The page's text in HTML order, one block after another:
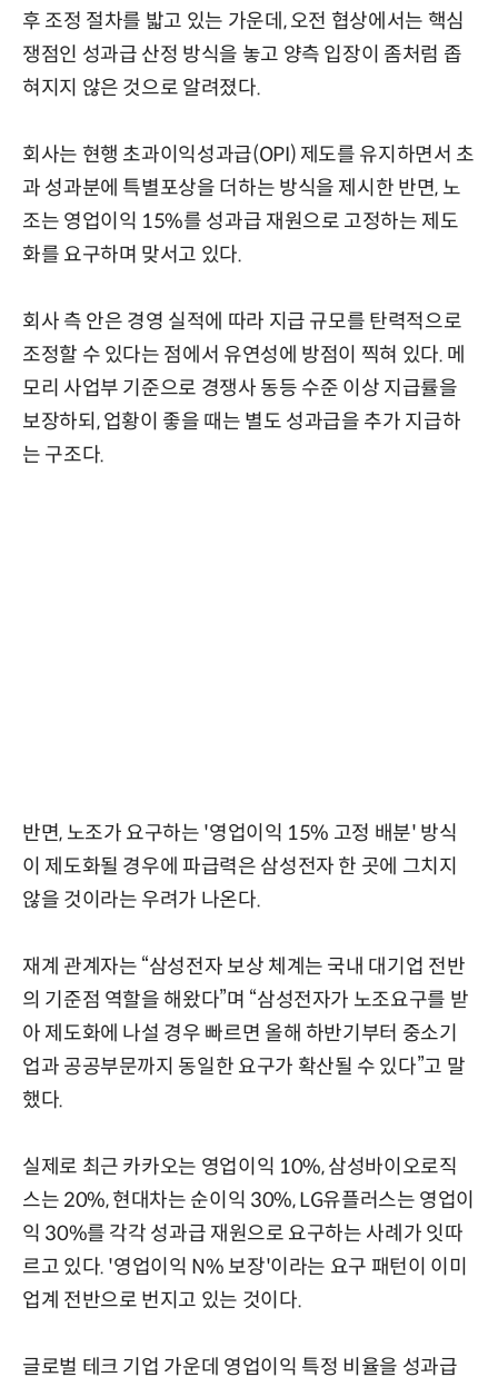
후 조정 절차를 밟고 있는 가운데, 오전 협상에서는 핵심
쟁점인 성과급 산정 방식을 놓고 양측 입장이 좀처럼 좁
혀지지 않은 것으로 알려졌다.
회사는 현행 초과이익성과급(OPI) 제도를 유지하면서 초
과 성과분에 특별포상을 더하는 방식을 제시한 반면, 노
조는 영업이익 15%를 성과급 재원으로 고정하는 제도
화를 요구하며 맞서고 있다.
회사 측 안은 경영 실적에 따라 지급 규모를 탄력적으로
조정할 수 있다는 점에서 유연성에 방점이 찍혀 있다. 메
모리 사업부 기준으로 경쟁사 동등 수준 이상 지급률을
보장하되, 업황이 좋을 때는 별도 성과급을 추가 지급하
는 구조다.
반면, 노조가 요구하는 '영업이익 15% 고정 배분' 방식
이 제도화될 경우에 파급력은 삼성전자 한 곳에 그치지
않을 것이라는 우려가 나온다.
재계 관계자는 “삼성전자 보상 체계는 국내 대기업 전반
의 기준점 역할을 해왔다”며 “삼성전자가 노조요구를 받
아 제도화에 나설 경우 빠르면 올해 하반기부터 중소기
업과 공공부문까지 동일한 요구가 확산될 수 있다”고 말
했다.
실제로 최근 카카오는 영업이익 10%, 삼성바이오로직
스는 20%, 현대차는 순이익 30%, LG유플러스는 영업이
익 30%를 각각 성과급 재원으로 요구하는 사례가 잇따
르고 있다. '영업이익 N% 보장'이라는 요구 패턴이 이미
업계 전반으로 번지고 있는 것이다.
글로벌 테크 기업 가운데 영업이익 특정 비율을 성과급